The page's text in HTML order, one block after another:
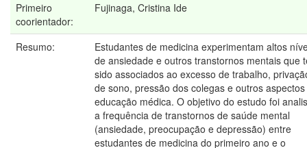
Primeiro
coorientador:
Fujinaga, Cristina Ide
Resumo:
Estudantes de medicina experimentam altos
de ansiedade e outros transtornos mentais que
sido associados ao excesso de trabalho,
de sono, pressão dos colegas e outros
educação médica. O objetivo do estudo foi
a frequência de transtornos de saúde mental
(ansiedade, preocupação e depressão) entre
estudantes de medicina do primeiro ano e o